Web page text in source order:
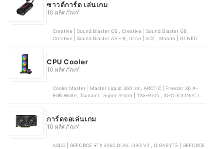
ซาวด์การ์ด เล่นเกม
10 ผลิตภัณฑ์
Creative | Sound Blaster G6 , Creative | Sound Blaster G8,
Creative | Sound Blaster AE - 9, Orico | SC2 , Maono | G1 NEO
CPU Cooler
10 ผลิตภัณฑ์
Cooler Master | Master Liquid 360 Ion, ARCTIC | Freezer 36 A-
RGB White, Tsunami | Super Storm | TSS-9100 , ID-COOLING | IS-
การ์ดจอเล่นเกม
10 ผลิตภัณฑ์
ASUS | GEFORCE RTX 4060 DUAL O8G V2 , GIGABYTE | GEFORCE